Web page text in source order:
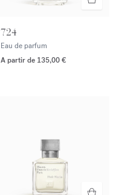
724
Eau de parfum
A partir de 135,00 €